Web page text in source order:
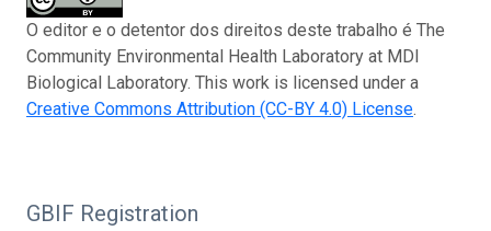
O editor e o detentor dos direitos deste trabalho é The
Community Environmental Health Laboratory at MDI
Biological Laboratory. This work is licensed under a
Creative Commons Attribution (CC-BY 4.0) License.
GBIF Registration